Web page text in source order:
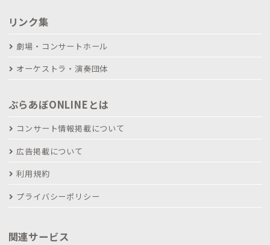
リンク集
劇場・コンサートホール
オーケストラ・演奏団体
ぶらあぼONLINEとは
コンサート情報掲載について
広告掲載について
利用規約
プライバシーポリシー
関連サービス